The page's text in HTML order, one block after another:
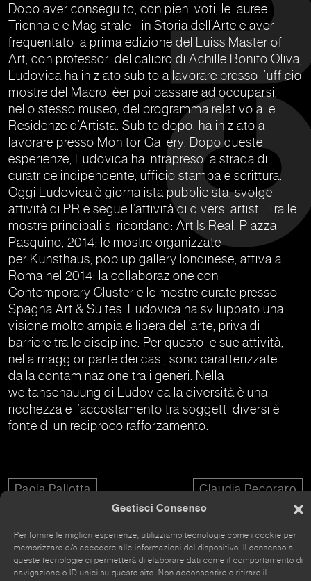
Gestisci Consenso
Per fornire le migliori esperienze, utilizziamo tecnologie come i cookie per
memorizzare e/o accedere alle informazioni del dispositivo. Il consenso a
queste tecnologie ci permetterà di elaborare dati come il comportamento di
navigazione o ID unici su questo sito. Non acconsentire o ritirare il
Dopo aver conseguito, con pieni voti, le lauree –
Triennale e Magistrale - in Storia dell’Arte e aver
frequentato la prima edizione del Luiss Master of
Art, con professori del calibro di Achille Bonito Oliva,
Ludovica ha iniziato subito a lavorare presso l’ufficio
mostre del Macro; èer poi passare ad occuparsi,
nello stesso museo, del programma relativo alle
Residenze d’Artista. Subito dopo, ha iniziato a
lavorare presso Monitor Gallery. Dopo queste
esperienze, Ludovica ha intrapreso la strada di
curatrice indipendente, ufficio stampa e scrittura.
Oggi Ludovica è giornalista pubblicista, svolge
attività di PR e segue l’attività di diversi artisti. Tra le
mostre principali si ricordano: Art Is Real, Piazza
Pasquino, 2014; le mostre organizzate
per Kunsthaus, pop up gallery londinese, attiva a
Roma nel 2014; la collaborazione con
Contemporary Cluster e le mostre curate presso
Spagna Art & Suites. Ludovica ha sviluppato una
visione molto ampia e libera dell’arte, priva di
barriere tra le discipline. Per questo le sue attività,
nella maggior parte dei casi, sono caratterizzate
dalla contaminazione tra i generi. Nella
weltanschauung di Ludovica la diversità è una
ricchezza e l’accostamento tra soggetti diversi è
fonte di un reciproco rafforzamento.
Paola Pallotta Claudia Pecoraro